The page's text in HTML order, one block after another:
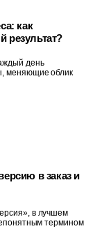
как
результат?
день
меняющие облик
в заказ и
в лучшем
термином